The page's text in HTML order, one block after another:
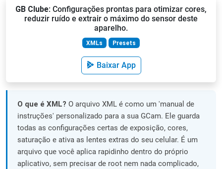
GB Clube: Configurações prontas para otimizar cores,
reduzir ruído e extrair o máximo do sensor deste
aparelho.
XMLs Presets
Baixar App
O que é XML? O arquivo XML é como um 'manual de
instruções' personalizado para a sua GCam. Ele guarda
todas as configurações certas de exposição, cores,
saturação e ativa as lentes extras do seu celular. É um
arquivo que você aplica rapidinho dentro do próprio
aplicativo, sem precisar de root nem nada complicado,